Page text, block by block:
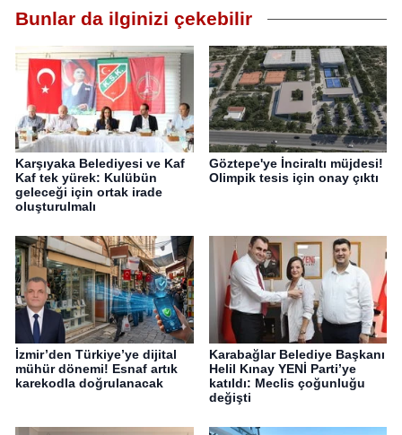
Bunlar da ilginizi çekebilir
Karşıyaka Belediyesi ve Kaf
Kaf tek yürek: Kulübün
geleceği için ortak irade
oluşturulmalı
Göztepe'ye İnciraltı müjdesi!
Olimpik tesis için onay çıktı
İzmir’den Türkiye’ye dijital
mühür dönemi! Esnaf artık
karekodla doğrulanacak
Karabağlar Belediye Başkanı
Helil Kınay YENİ Parti’ye
katıldı: Meclis çoğunluğu
değişti